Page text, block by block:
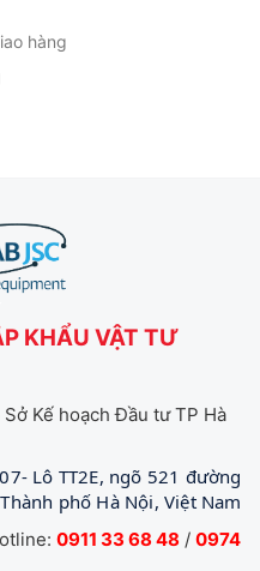
hàng
KHẨU VẬT TƯ
Kế hoạch Đầu tư TP Hà
Lô TT2E, ngõ 521 đường
phố Hà Nội, Việt Nam
0911 33 68 48 / 0974